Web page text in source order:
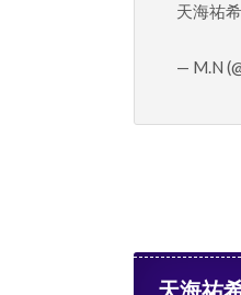
天海祐
— M.N
天海祐